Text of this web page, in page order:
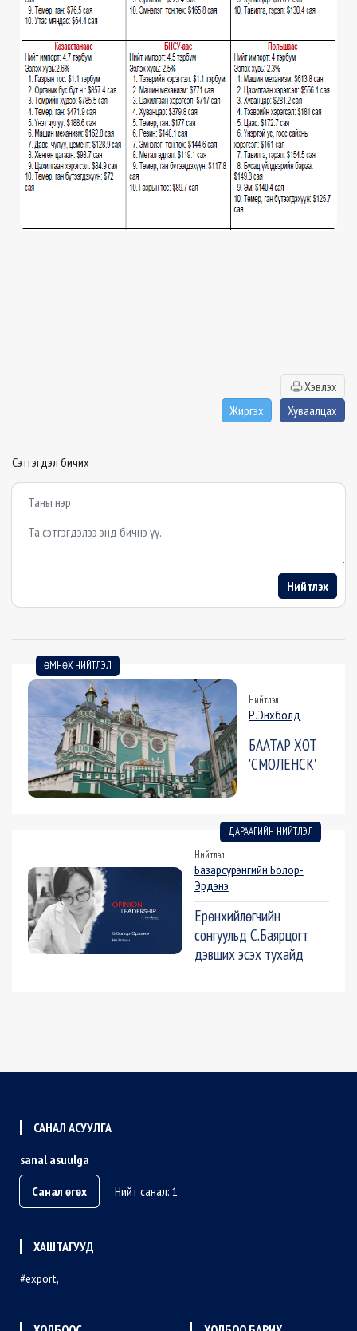
Хэвлэх
Жиргэх
Хуваалцах
Сэтгэгдэл бичих
Example textarea
Нийтлэх
ӨМНӨХ НИЙТЛЭЛ
Нийтлэл
Р.Энхболд
БААТАР ХОТ
'СМОЛЕНСК'
ДАРААГИЙН НИЙТЛЭЛ
Нийтлэл
Базарсүрэнгийн Болор-
Эрдэнэ
Ерөнхийлөгчийн
сонгуульд С.Баярцогт
дэвших эсэх тухайд
САНАЛ АСУУЛГА
sanal asuulga
Санал өгөх
Нийт санал: 1
ХАШТАГУУД
export